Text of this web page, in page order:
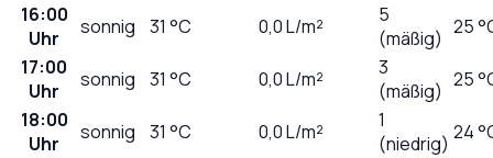
16:00
Uhr
sonnig 31 °C 0,0L/m²
5
(mäßig) 25
17:00
Uhr
sonnig 31 °C 0,0L/m²
3
(mäßig) 25
18:00
Uhr
sonnig 31 °C 0,0L/m²
1
(niedrig) 24